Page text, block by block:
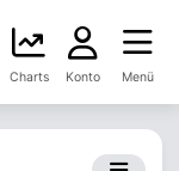
Charts Konto Menü